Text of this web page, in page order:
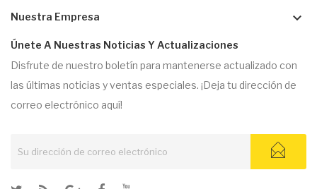
Nuestra Empresa keyboard_arrow_down
Únete A Nuestras Noticias Y Actualizaciones
Disfrute de nuestro boletín para mantenerse actualizado con
las últimas noticias y ventas especiales. ¡Deja tu dirección de
correo electrónico aquí!